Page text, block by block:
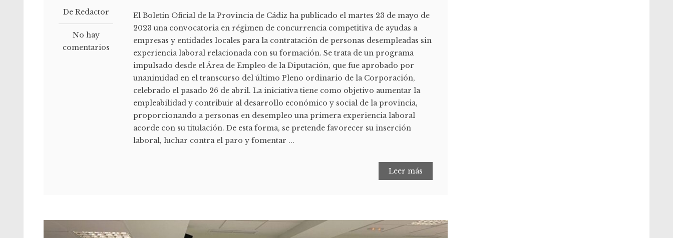
De Redactor
No hay
comentarios
El Boletín Oficial de la Provincia de Cádiz ha publicado el martes 23 de mayo de
2023 una convocatoria en régimen de concurrencia competitiva de ayudas a
empresas y entidades locales para la contratación de personas desempleadas sin
experiencia laboral relacionada con su formación. Se trata de un programa
impulsado desde el Área de Empleo de la Diputación, que fue aprobado por
unanimidad en el transcurso del último Pleno ordinario de la Corporación,
celebrado el pasado 26 de abril. La iniciativa tiene como objetivo aumentar la
empleabilidad y contribuir al desarrollo económico y social de la provincia,
proporcionando a personas en desempleo una primera experiencia laboral
acorde con su titulación. De esta forma, se pretende favorecer su inserción
laboral, luchar contra el paro y fomentar ...
Leer más